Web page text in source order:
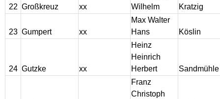
Datenschutzerklärung
22 Großkreuz xx
Wilhelm
Kratzig
23 Gumpert xx
Max Walter
Hans
Köslin
24 Gutzke xx
Heinz
Heinrich
Herbert
Sandmühle
Franz
Christoph